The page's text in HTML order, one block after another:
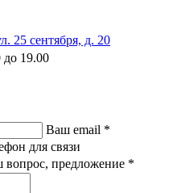
25 сентября, д. 20
19.00
Ваш email *
для связи
вопрос, предложение *